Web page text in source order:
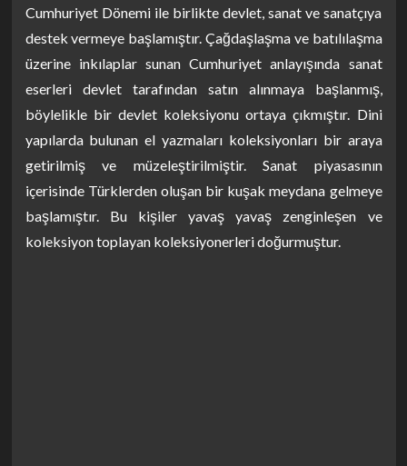
Cumhuriyet Dönemi ile birlikte devlet, sanat ve sanatçıya
destek vermeye başlamıştır. Çağdaşlaşma ve batılılaşma
üzerine inkılaplar sunan Cumhuriyet anlayışında sanat
eserleri devlet tarafından satın alınmaya başlanmış,
böylelikle bir devlet koleksiyonu ortaya çıkmıştır. Dini
yapılarda bulunan el yazmaları koleksiyonları bir araya
getirilmiş ve müzeleştirilmiştir. Sanat piyasasının
içerisinde Türklerden oluşan bir kuşak meydana gelmeye
başlamıştır. Bu kişiler yavaş yavaş zenginleşen ve
koleksiyon toplayan koleksiyonerleri doğurmuştur.